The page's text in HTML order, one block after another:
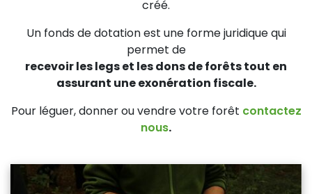
créé.
Un fonds de dotation est une forme juridique qui
permet de
recevoir les legs et les dons de forêts tout en
assurant une exonération fiscale.
Pour léguer, donner ou vendre votre forêt contactez
nous.